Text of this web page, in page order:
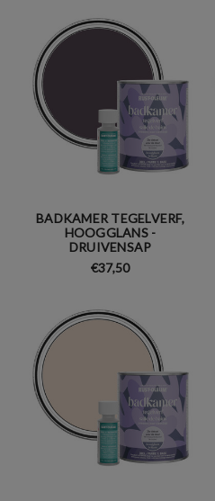
BADKAMER TEGELVERF,
HOOGGLANS -
DRUIVENSAP
€37,50